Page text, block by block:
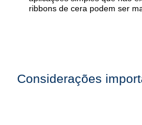
ribbons de cera podem ser
Considerações